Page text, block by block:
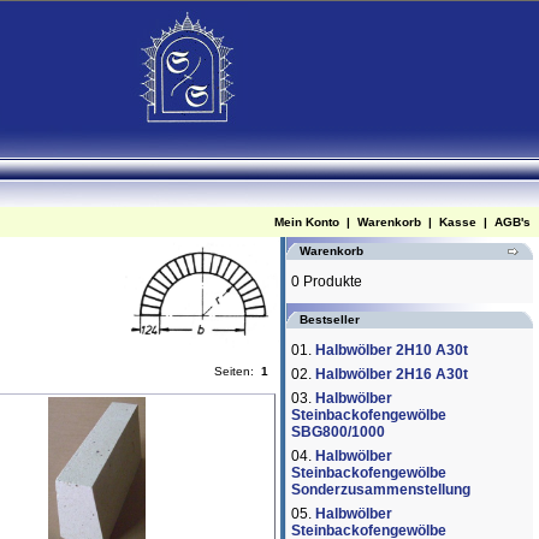
Mein Konto | Warenkorb | Kasse | AGB's
Seiten: 1
Warenkorb
0 Produkte
Bestseller
01. Halbwölber 2H10 A30t
02. Halbwölber 2H16 A30t
03. Halbwölber
Steinbackofengewölbe
SBG800/1000
04. Halbwölber
Steinbackofengewölbe
Sonderzusammenstellung
05. Halbwölber
Steinbackofengewölbe